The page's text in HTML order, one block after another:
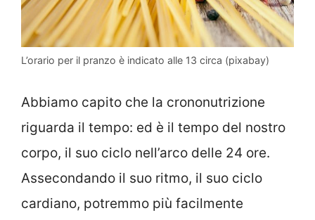
L’orario per il pranzo è indicato alle 13 circa (pixabay)
Abbiamo capito che la crononutrizione
riguarda il tempo: ed è il tempo del nostro
corpo, il suo ciclo nell’arco delle 24 ore.
Assecondando il suo ritmo, il suo ciclo
cardiano, potremmo più facilmente